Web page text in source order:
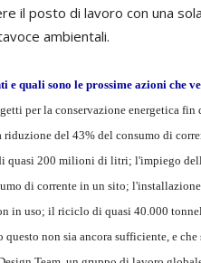
il posto di lavoro con una
ambientali.
quali sono le prossime azioni che
per la conservazione energetica
del 43% del consumo di
quasi 200 milioni di litri; l'impiego
di corrente in un sito;
in uso; il riciclo di quasi 40.000
non sia ancora sufficiente, e